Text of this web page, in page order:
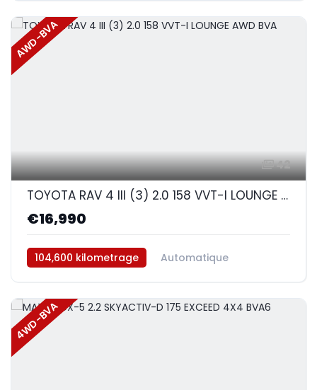
AWD-BVA
42
TOYOTA RAV 4 III (3) 2.0 158 VVT-I LOUNGE AWD BVA
€16,990
104,600 kilometrage
Automatique
4WD-BVA